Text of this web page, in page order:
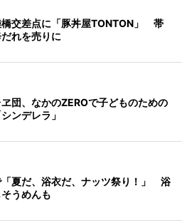
橋交差点に「豚丼屋TONTON」 帯
れを売りに
団、なかのZEROで子どものための
ンデレラ」
「夏だ、浴衣だ、ナッツ祭り！」 浴
うめんも